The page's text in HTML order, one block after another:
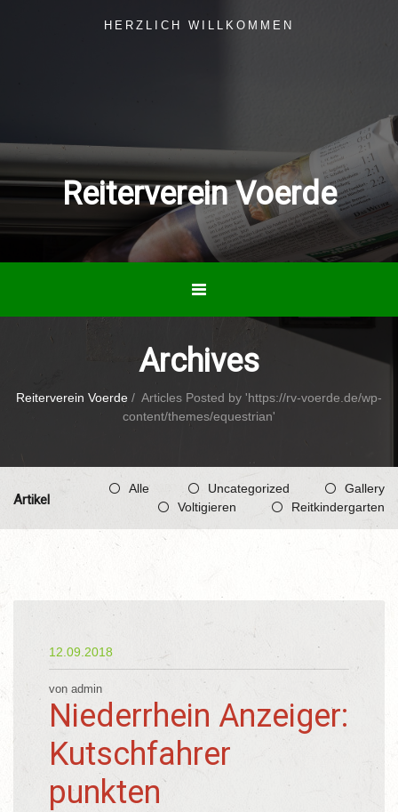
HERZLICH WILLKOMMEN
Reiterverein Voerde
Archives
Reiterverein Voerde / Articles Posted by 'https://rv-voerde.de/wp-
content/themes/equestrian'
Artikel
Alle Uncategorized
Gallery
Voltigieren
Reitkindergarten
12.09.2018
von admin
Niederrhein Anzeiger:
Kutschfahrer
punkten